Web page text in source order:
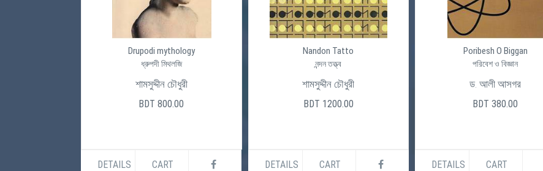
Drupodi mythology
ধ্রুপদী মিথলজি
শামসুদ্দীন চৌধুরী
BDT 800.00
DETAILS CART
Nandon Tatto
নন্দন তত্ত্ব
শামসুদ্দীন চৌধুরী
BDT 1200.00
DETAILS CART
Poribesh O Biggan
পরিবেশ ও বিজ্ঞান
ড. আলী আসগর
BDT 380.00
DETAILS CART